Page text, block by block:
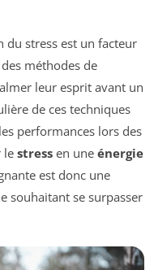
du stress est un facteur
méthodes de
leur esprit avant un
de ces techniques
performances lors des
le stress en une énergie
est donc une
souhaitant se surpasser